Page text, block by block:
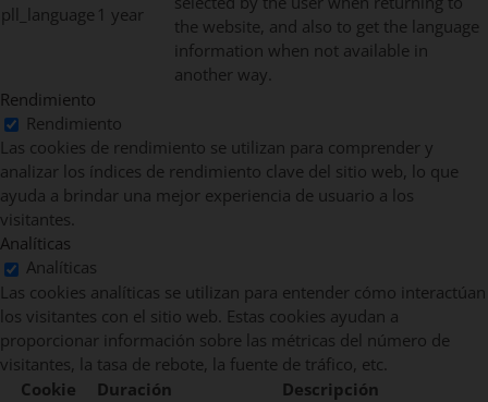
pll_language 1 year
the website, and also to get the language
information when not available in
another way.
Rendimiento
Rendimiento
Las cookies de rendimiento se utilizan para comprender y
analizar los índices de rendimiento clave del sitio web, lo que
ayuda a brindar una mejor experiencia de usuario a los
visitantes.
Analíticas
Analíticas
Las cookies analíticas se utilizan para entender cómo interactúan
los visitantes con el sitio web. Estas cookies ayudan a
proporcionar información sobre las métricas del número de
visitantes, la tasa de rebote, la fuente de tráfico, etc.
Cookie
Duración Descripción